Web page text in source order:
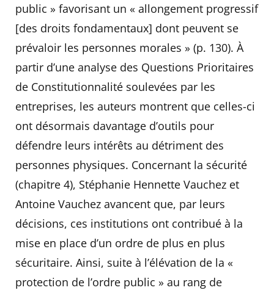
public » favorisant un « allongement progressif
[des droits fondamentaux] dont peuvent se
prévaloir les personnes morales » (p. 130). À
partir d’une analyse des Questions Prioritaires
de Constitutionnalité soulevées par les
entreprises, les auteurs montrent que celles-ci
ont désormais davantage d’outils pour
défendre leurs intérêts au détriment des
personnes physiques. Concernant la sécurité
(chapitre 4), Stéphanie Hennette Vauchez et
Antoine Vauchez avancent que, par leurs
décisions, ces institutions ont contribué à la
mise en place d’un ordre de plus en plus
sécuritaire. Ainsi, suite à l’élévation de la «
protection de l’ordre public » au rang de